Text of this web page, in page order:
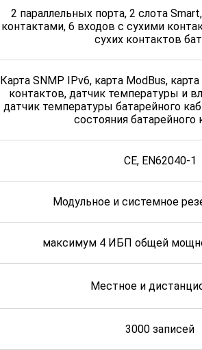
2 параллельных порта, 2 слота
контактами, 6 входов с сухими
сухих контактов
Карта SNMP IPv6, карта ModBus,
контактов, датчик температуры и
датчик температуры батарейного
состояния батарейного
CE, EN62040-1
Модульное и системное
максимум 4 ИБП общей
Местное и
3000 записей